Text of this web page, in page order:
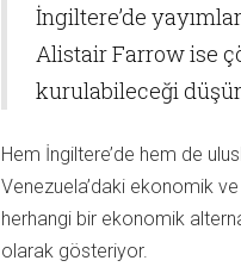
İngiltere’de
Alistair Farrow ise
kurulabileceği
Hem İngiltere’de hem de
Venezuela’daki ekonomik
herhangi bir ekonomik
olarak gösteriyor.